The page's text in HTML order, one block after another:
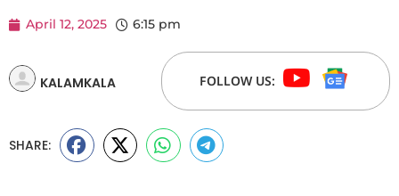
April 12, 2025 6:15 pm
KALAMKALA FOLLOW US:
SHARE: